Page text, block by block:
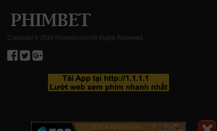
Copyright ® 2024 Phimbet.com All Rights Reserved.